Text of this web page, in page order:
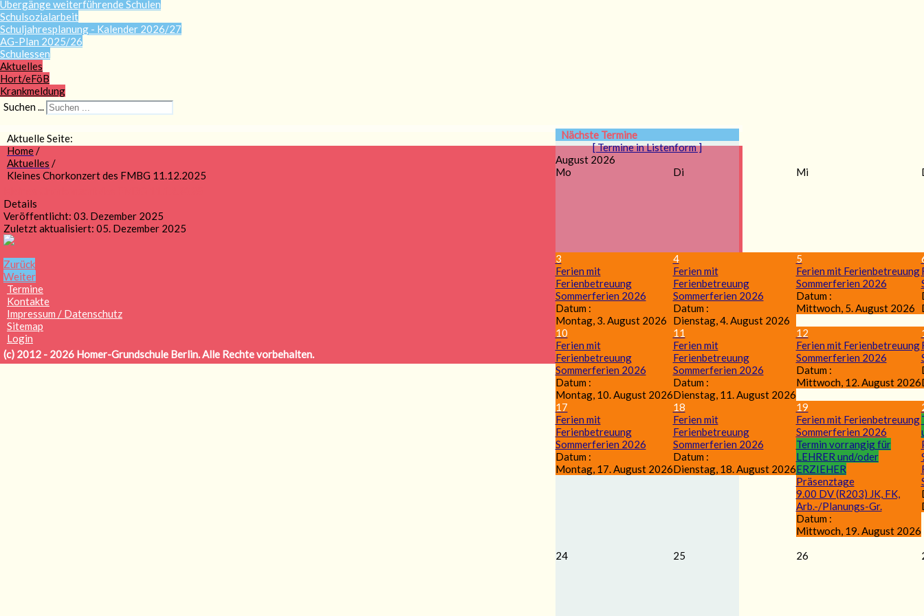
Übergänge weiterführende Schulen
Schulsozialarbeit
Schuljahresplanung - Kalender 2026/27
AG-Plan 2025/26
Schulessen
Aktuelles
Hort/eFöB
Krankmeldung
Suchen ...
Nächste Termine
[ Termine in Listenform ]
August 2026
Mo
Di Mi
3
Ferien mit
Ferienbetreuung
Sommerferien 2026
Datum :
Montag, 3. August 2026
4
Ferien mit
Ferienbetreuung
Sommerferien 2026
Datum :
Dienstag, 4. August 2026
5
Ferien mit Ferienbetreuung
Sommerferien 2026
Datum :
Mittwoch, 5. August 2026
10
Ferien mit
Ferienbetreuung
Sommerferien 2026
Datum :
Montag, 10. August 2026
11
Ferien mit
Ferienbetreuung
Sommerferien 2026
Datum :
Dienstag, 11. August 2026
12
Ferien mit Ferienbetreuung
Sommerferien 2026
Datum :
Mittwoch, 12. August 2026
17
Ferien mit
Ferienbetreuung
Sommerferien 2026
Datum :
Montag, 17. August 2026
18
Ferien mit
Ferienbetreuung
Sommerferien 2026
Datum :
Dienstag, 18. August 2026
19
Ferien mit Ferienbetreuung
Sommerferien 2026
Termin vorrangig für
LEHRER und/oder
ERZIEHER
Präsenztage
9.00 DV (R203) JK, FK,
Arb.-/Planungs-Gr.
Datum :
Mittwoch, 19. August 2026
24 25 26
Aktuelle Seite:
Home/
Aktuelles /
Kleines Chorkonzert des FMBG 11.12.2025
Details
Veröffentlicht: 03. Dezember 2025
Zuletzt aktualisiert: 05. Dezember 2025
Zurück
Weiter
Termine
Kontakte
Impressum / Datenschutz
Sitemap
Login
(c) 2012 - 2026 Homer-Grundschule Berlin. Alle Rechte vorbehalten.